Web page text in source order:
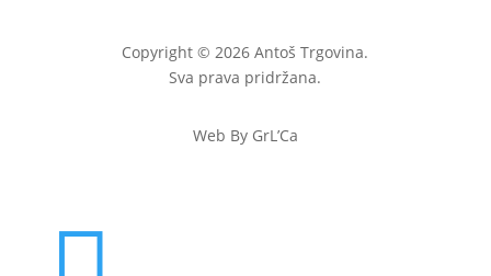
Copyright © 2026 Antoš Trgovina.
Sva prava pridržana.
Web By GrL’Ca